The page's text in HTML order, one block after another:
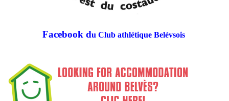
Facebook du Club athlétique Belévsois